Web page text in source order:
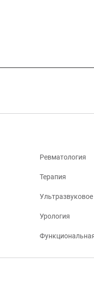
Ревматология
Терапия
Урология